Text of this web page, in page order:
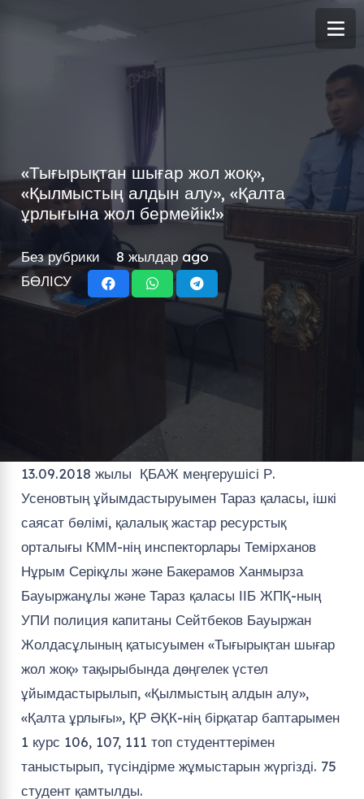
«Тығырықтан шығар жол жоқ»,
«Қылмыстың алдын алу», «Қалта
ұрлығына жол бермейік!»
Без рубрики
8 жылдар ago
БӨЛІСУ
13.09.2018 жылы ҚБАЖ меңгерушісі Р.
Усеновтың ұйымдастыруымен Тараз қаласы, ішкі
саясат бөлімі, қалалық жастар ресурстық
орталығы КММ-нің инспекторлары Темірханов
Нұрым Серікұлы және Бакерамов Ханмырза
Бауыржанұлы және Тараз қаласы ІІБ ЖПҚ-ның
УПИ полиция капитаны Сейтбеков Бауыржан
Жолдасұлының қатысуымен «Тығырықтан шығар
жол жоқ» тақырыбында дөңгелек үстел
ұйымдастырылып, «Қылмыстың алдын алу»,
«Қалта ұрлығы», ҚР ӘҚК-нің бірқатар баптарымен
1 курс 106, 107, 111 топ студенттерімен
таныстырып, түсіндірме жұмыстарын жүргізді. 75
студент қамтылды.